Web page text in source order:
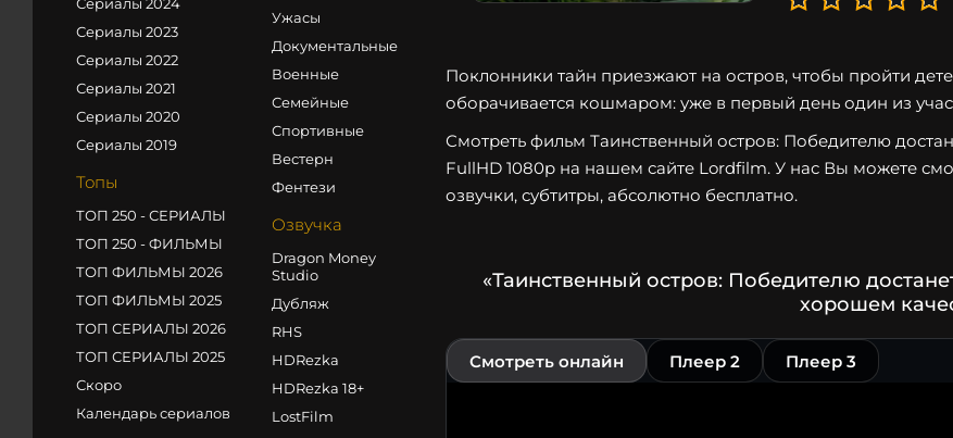
Сериалы 2023
Сериалы 2022
Сериалы 2021
Сериалы 2020
Сериалы 2019
Топы
ТОП 250 - СЕРИАЛЫ
ТОП 250 - ФИЛЬМЫ
ТОП ФИЛЬМЫ 2026
ТОП ФИЛЬМЫ 2025
ТОП СЕРИАЛЫ 2026
ТОП СЕРИАЛЫ 2025
Скоро
Календарь сериалов
Ужасы
Документальные
Военные
Семейные
Спортивные
Вестерн
Фентези
Озвучка
Dragon Money
Studio
Дубляж
RHS
HDRezka
HDRezka 18+
LostFilm
Поклонники тайн приезжают на остров, чтобы пройти
оборачивается кошмаром: уже в первый день один из
Смотреть фильм Таинственный остров: Победителю
FullHD 1080p на нашем сайте Lordfilm. У нас Вы можете
озвучки, субтитры, абсолютно бесплатно.
«Таинственный остров: Победителю
хорошем
Смотреть онлайн Плеер 2 Плеер 3